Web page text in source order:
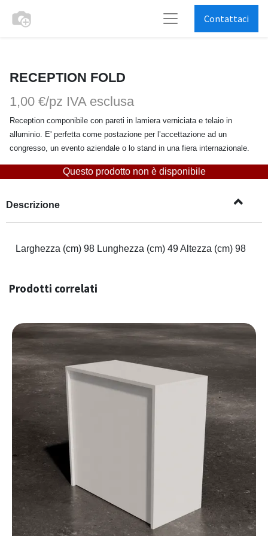
Contattaci
RECEPTION FOLD
1,00 €/pz IVA esclusa
Reception componibile con pareti in lamiera verniciata e telaio in
alluminio. E' perfetta come postazione per l’accettazione ad un
congresso, un evento aziendale o lo stand in una fiera internazionale.
Questo prodotto non è disponibile
Descrizione
Larghezza (cm) 98 Lunghezza (cm) 49 Altezza (cm) 98
Prodotti correlati